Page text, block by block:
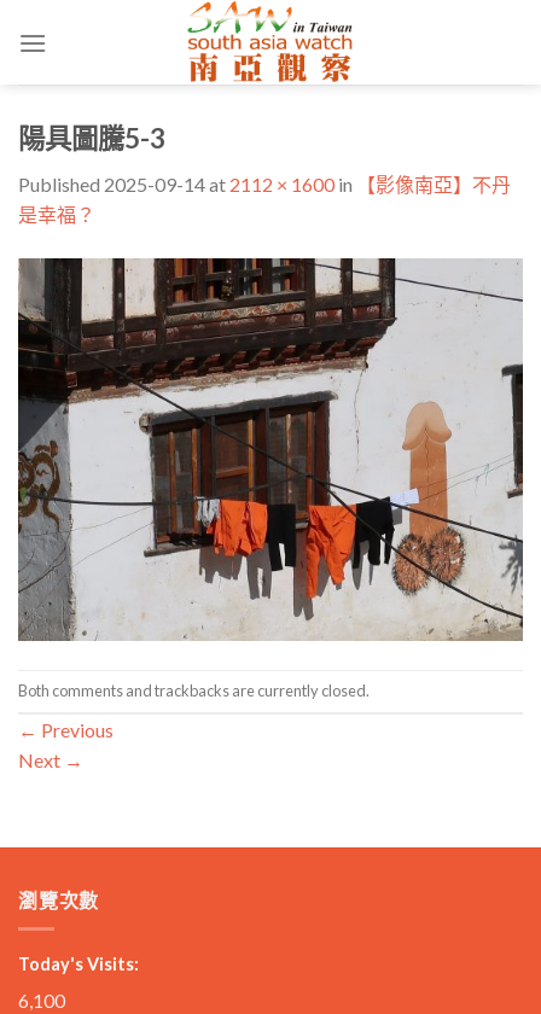
陽具圖騰5-3
Published 2025-09-14at 2112 × 1600 in
【影像南亞】不丹
是幸福？
Both comments and trackbacks are currently closed.
← Previous
Next →
瀏覽次數
Today's Visits:
6,100